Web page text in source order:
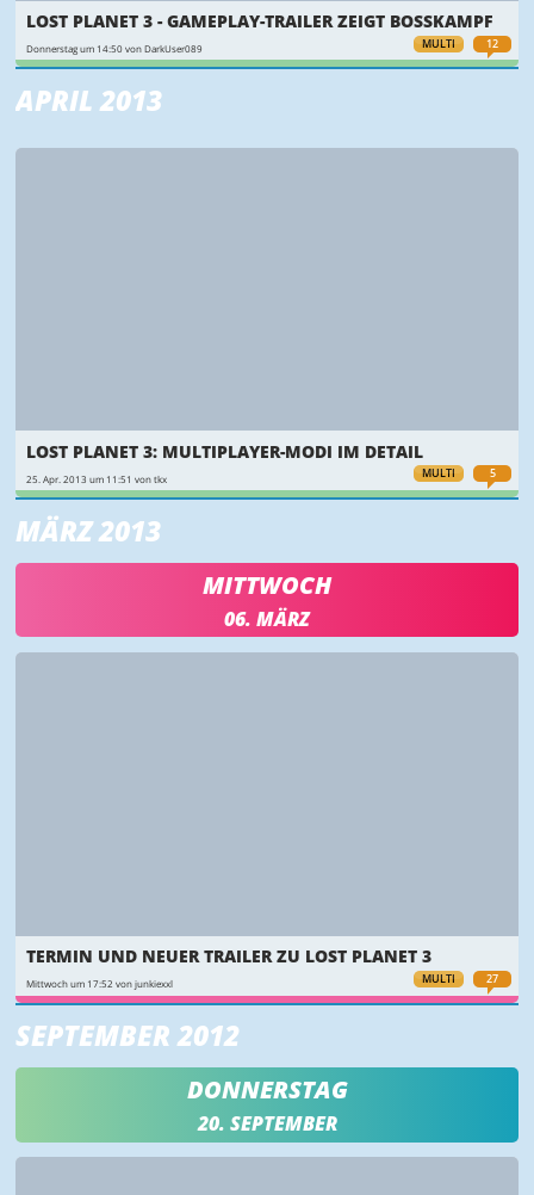
MULTI 12
LOST PLANET 3 - GAMEPLAY-TRAILER ZEIGT BOSSKAMPF
Donnerstag um 14:50 von DarkUser089
APRIL 2013
MULTI 5
LOST PLANET 3: MULTIPLAYER-MODI IM DETAIL
25. Apr. 2013 um 11:51 von tkx
MÄRZ 2013
MITTWOCH
06. MÄRZ
MULTI 27
TERMIN UND NEUER TRAILER ZU LOST PLANET 3
Mittwoch um 17:52 von junkiexxl
SEPTEMBER 2012
DONNERSTAG
20. SEPTEMBER